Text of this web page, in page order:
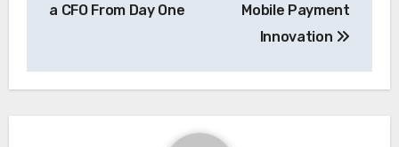
a CFO From Day One
Mobile Payment
Innovation